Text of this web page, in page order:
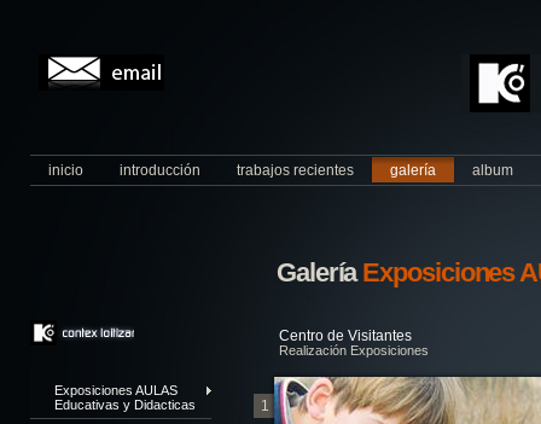
inicio introducción trabajos recientes galería album
Exposiciones AULAS
Educativas y Didacticas
GaleríaExposiciones
Centro de Visitantes
Realización Exposiciones
1